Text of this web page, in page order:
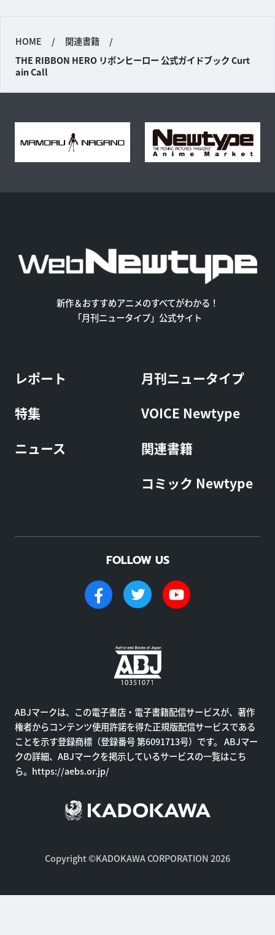
HOME / 関連書籍
/
THE RIBBON HERO リボンヒーロー 公式ガイドブック Curt
ain Call
新作＆おすすめアニメのすべてがわかる！
「月刊ニュータイプ」公式サイト
レポート
特集
ニュース
月刊ニュータイプ
VOICE Newtype
関連書籍
コミック Newtype
FOLLOW US
ABJマークは、この電子書店・電子書籍配信サービスが、著作
権者からコンテンツ使用許諾を得た正規版配信サービスである
ことを示す登録商標（登録番号 第6091713号）です。 ABJマー
クの詳細、ABJマークを掲示しているサービスの一覧はこち
ら。 https://aebs.or.jp/
Copyright ©KADOKAWA CORPORATION 2026